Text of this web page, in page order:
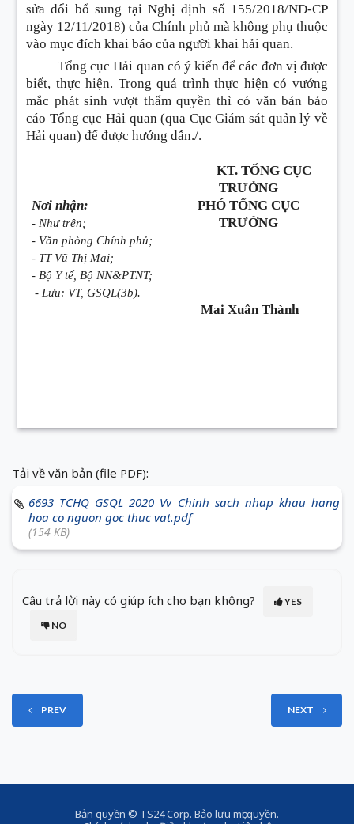
sửa đổi bổ sung tại Nghị định số 155/2018/NĐ-CP
ngày 12/11/2018) của Chính phủ mà không phụ thuộc
vào mục đích khai báo của người khai hải quan.
Tổng cục Hải quan có ý kiến để các đơn vị được
biết, thực hiện. Trong quá trình thực hiện có vướng
mắc phát sinh vượt thẩm quyền thì có văn bản báo
cáo Tổng cục Hải quan (qua Cục Giám sát quản lý về
Hải quan) để được hướng dẫn./.
Nơi nhận:
- Như trên;
- Văn phòng Chính phủ;
- TT Vũ Thị Mai;
- Bộ Y tế, Bộ NN&PTNT;
- Lưu: VT, GSQL(3b).
KT. TỔNG CỤC
TRƯỞNG
PHÓ TỔNG CỤC
TRƯỞNG
Mai Xuân Thành
Tải về văn bản (file PDF):
6693 TCHQ GSQL 2020 Vv Chinh sach nhap khau hang
hoa co nguon goc thuc vat.pdf
(154 KB)
Câu trả lời này có giúp ích cho bạn không?
YES
NO
PREV NEXT
Bản quyền © TS24 Corp. Bảo lưu mọi quyền.